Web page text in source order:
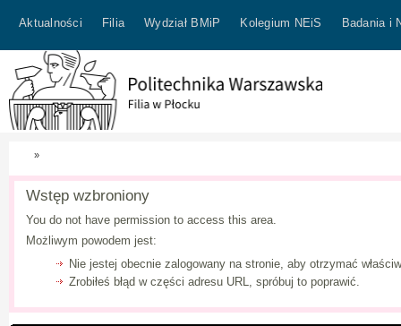
Aktualności Filia Wydział BMiP Kolegium NEiS Badania i
»
Wstęp wzbroniony
You do not have permission to access this area.
Możliwym powodem jest:
Nie jestej obecnie zalogowany na stronie, aby otrzymać
Zrobiłeś błąd w części adresu URL, spróbuj to poprawić.